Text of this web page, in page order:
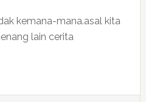
kemana-mana.asal kita
lain cerita